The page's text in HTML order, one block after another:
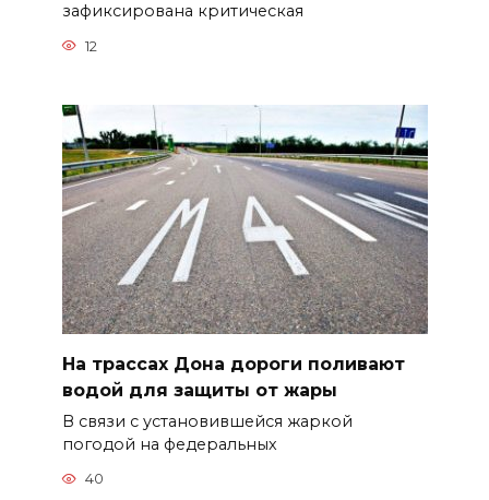
зафиксирована критическая
12
На трассах Дона дороги поливают
водой для защиты от жары
В связи с установившейся жаркой
погодой на федеральных
40